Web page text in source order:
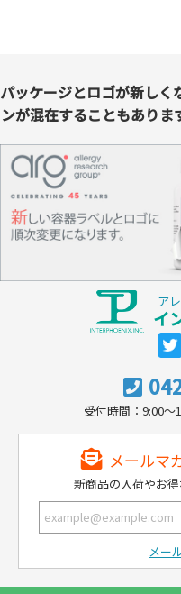
パッケージとロゴが新しく
ンが混在することもありま
ア
イ
受付時間：9:00～
メールマ
新商品の入荷やお
メー